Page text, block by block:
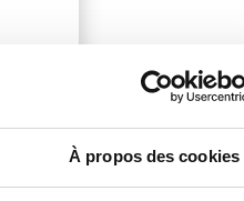
À propos des cookies